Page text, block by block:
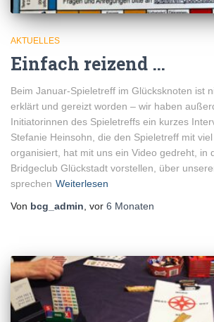
AKTUELLES
Einfach reizend …
Beim Januar-Spieletreff im Glücksknoten ist
erklärt und gereizt worden – wir haben
Initiatorinnen des Spieletreffs ein kurzes
Stefanie Heinsohn, die den Spieletreff mit
organisiert, hat mit uns ein Video gedreht, in
Bridgeclub Glückstadt vorstellen, über
sprechen Weiterlesen
Von bcg_admin , vor 6 Monaten